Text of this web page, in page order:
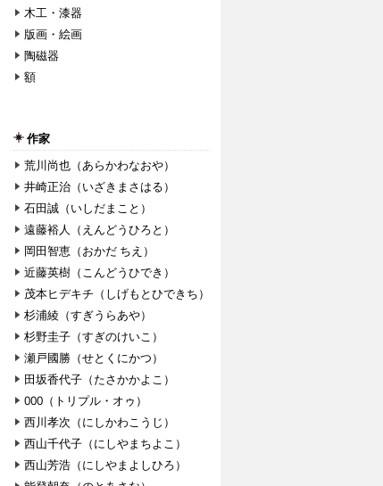
木工・漆器
版画・絵画
陶磁器
額
作家
荒川尚也（あらかわなおや）
井崎正治（いざきまさはる）
石田誠（いしだまこと）
遠藤裕人（えんどうひろと）
岡田智恵（おかだ ちえ）
近藤英樹（こんどうひでき）
茂本ヒデキチ（しげもとひできち）
杉浦綾（すぎうらあや）
杉野圭子（すぎのけいこ）
瀬戸國勝（せとくにかつ）
田坂香代子（たさかかよこ）
000（トリプル・オゥ）
西川孝次（にしかわこうじ）
西山千代子（にしやまちよこ）
西山芳浩（にしやまよしひろ）